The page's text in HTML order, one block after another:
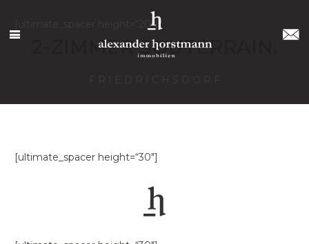
[ultimate_spacer height=“20″]
2-ZIMMER SOUTERRAIN.
F R I E D R I C H S D O R F
[ultimate_spacer height=“30″]